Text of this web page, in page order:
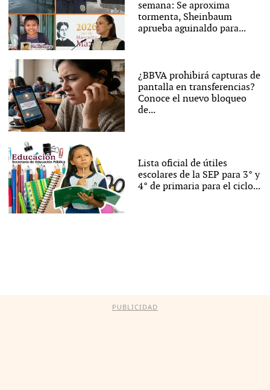
semana: Se aproxima
tormenta, Sheinbaum
aprueba aguinaldo para...
¿BBVA prohibirá capturas de
pantalla en transferencias?
Conoce el nuevo bloqueo
de...
Lista oficial de útiles
escolares de la SEP para 3° y
4° de primaria para el ciclo...
PUBLICIDAD